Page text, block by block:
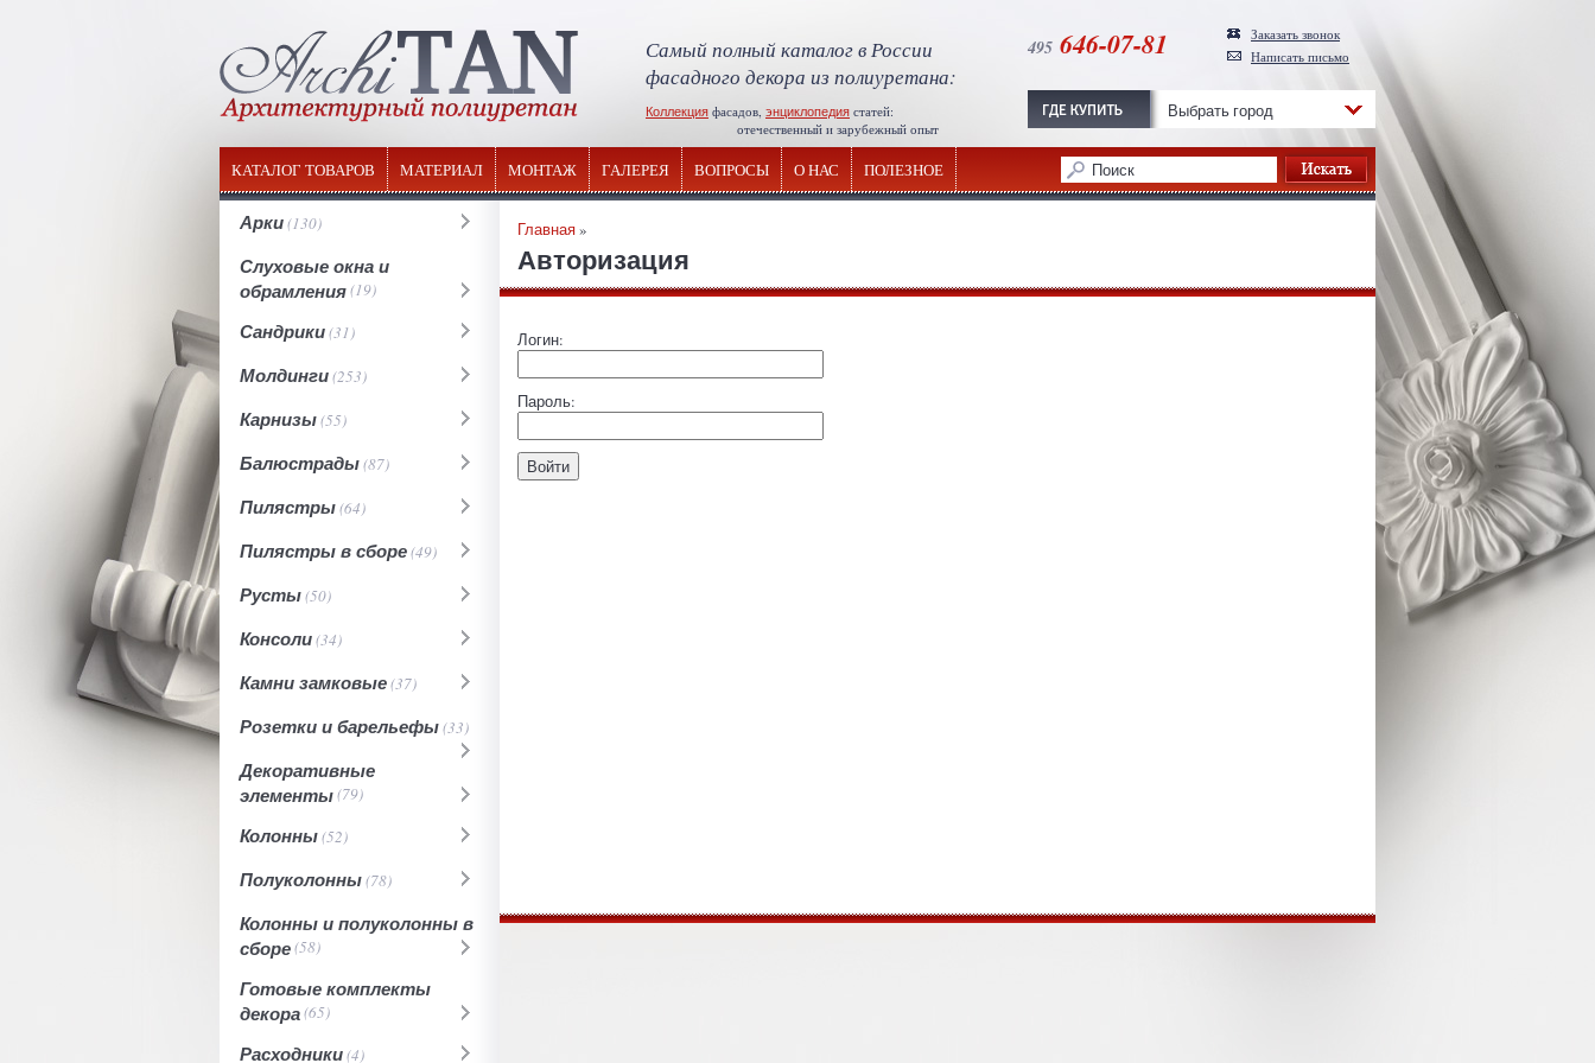
Самый полный каталог в России
фасадного декора из полиуретана:
Коллекция фасадов, энциклопедия статей:
отечественный и зарубежный опыт
495 646-07-81
Заказать звонок
Написать письмо
Выбрать город
КАТАЛОГ ТОВАРОВ МАТЕРИАЛ МОНТАЖ ГАЛЕРЕЯ ВОПРОСЫ О НАС ПОЛЕЗНОЕ
Арки(130)
Слуховые окна и
обрамления(19)
Сандрики(31)
Молдинги(253)
Карнизы(55)
Балюстрады(87)
Пилястры(64)
Пилястры в сборе(49)
Русты(50)
Консоли(34)
Камни замковые(37)
Розетки и барельефы(33)
Декоративные
элементы(79)
Колонны(52)
Полуколонны(78)
Колонны и полуколонны в
сборе(58)
Готовые комплекты
декора(65)
Расходники(4)
Главная»
Авторизация
Логин:
Пароль: